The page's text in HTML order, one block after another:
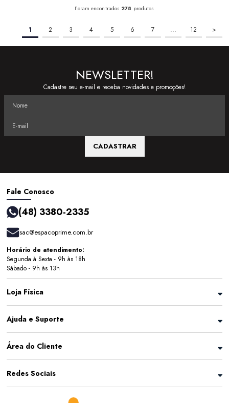
Foram encontrados 278 produtos
1 2 3 4 5 6 7 ... 12 >
NEWSLETTER!
Cadastre seu e-mail e receba novidades e promoções!
CADASTRAR
Fale Conosco
(48) 3380-2335
sac@espacoprime.com.br
Horário de atendimento:
Segunda à Sexta - 9h às 18h
Sábado - 9h às 13h
Loja Física
Ajuda e Suporte
Área do Cliente
Redes Sociais